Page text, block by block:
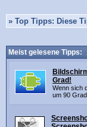
» Top Tipps: Diese
Meist gelesene Tipps:
Grad!
Wenn sich
um 90 Grad